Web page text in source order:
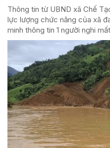
Thông tin từ UBND xã Chế
lực lượng chức năng của xã
minh thông tin 1 người nghi